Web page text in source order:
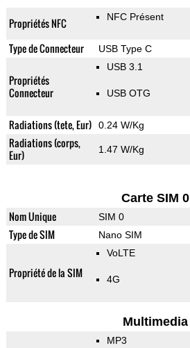
Propriétés NFC NFC Présent
Type de Connecteur USB Type C
Propriétés
Connecteur
USB 3.1
USB OTG
Radiations (tete, Eur) 0.24 W/Kg
Radiations (corps,
Eur)
1.47 W/Kg
Carte SIM 0
Nom Unique SIM 0
Type de SIM Nano SIM
Propriété de la SIM
VoLTE
4G
Multimedia
MP3